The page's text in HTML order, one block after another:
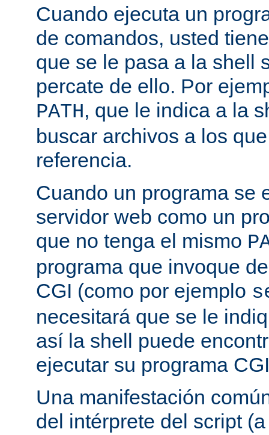
Cuando ejecuta un
de comandos, usted
que se le pasa a la shell
percate de ello. Por
PATH, que le indica a la
buscar archivos a los
referencia.
Cuando un programa se
servidor web como un
que no tenga el mismo
programa que invoque
CGI (como por ejemplo
necesitará que se le
así la shell puede
ejecutar su programa
Una manifestación
del intérprete del script